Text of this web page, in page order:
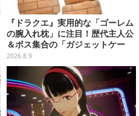
『ドラクエ』実用的な「ゴーレム
の腕入れ枕」に注目！歴代主人公
＆ボス集合の「ガジェットケー
ス」ほか9プライズが続々展開
2026.8.9